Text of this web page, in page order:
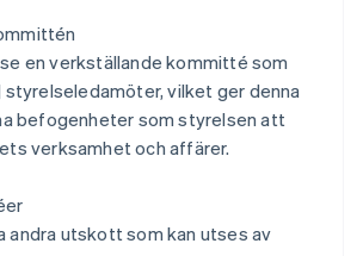
en verkställande kommitté som
vilket ger denna
befogenheter som styrelsen att
verksamhet och affärer.
andra utskott som kan utses av